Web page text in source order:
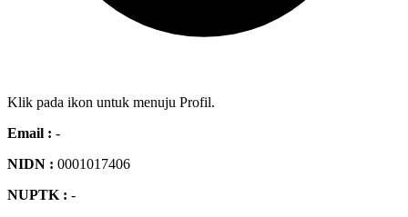
Klik pada ikon untuk menuju Profil.
Email : -
NIDN : 0001017406
NUPTK : -